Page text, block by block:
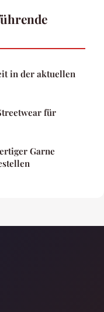
in der aktuellen
für
Garne